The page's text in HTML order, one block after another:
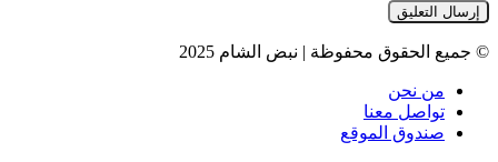
© جميع الحقوق محفوظة | نبض الشام 2025
من نحن
تواصل معنا
صندوق الموقع